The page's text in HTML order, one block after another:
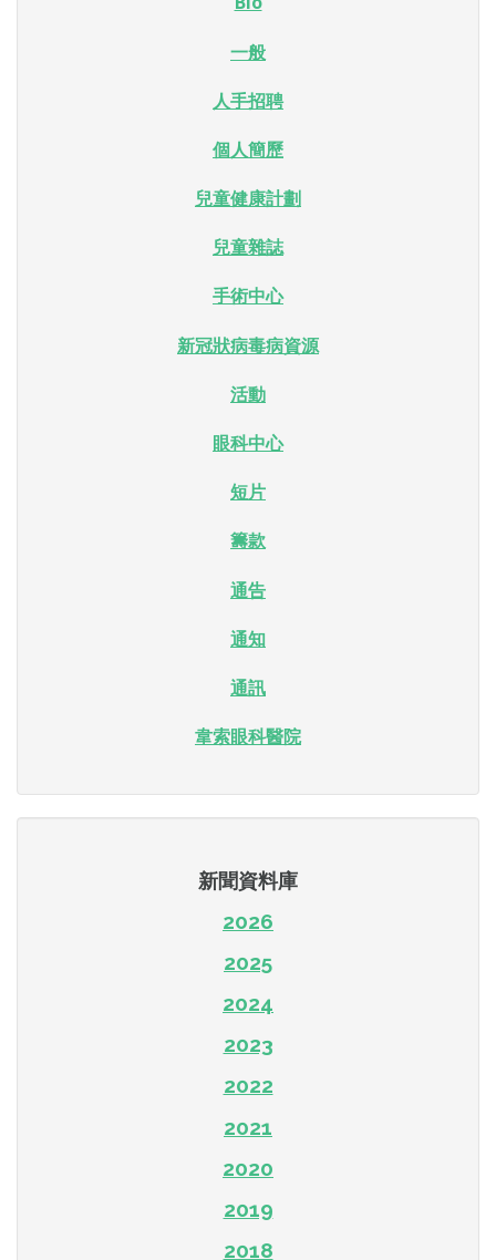
一般
人手招聘
個人簡歷
兒童健康計劃
兒童雜誌
手術中心
新冠狀病毒病資源
活動
眼科中心
短片
籌款
通告
通知
通訊
韋索眼科醫院
新聞資料庫
2026
2025
2024
2023
2022
2021
2020
2019
2018